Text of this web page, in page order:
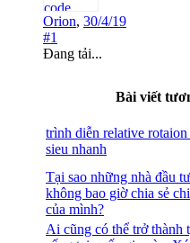
Orion, 30/4/19
#1
Đang tải...
Bài viết
trình diễn relative
sieu nhanh
Tại sao những nhà đầu
không bao giờ chia sẻ
của mình?
Ai cũng có thể trở thành